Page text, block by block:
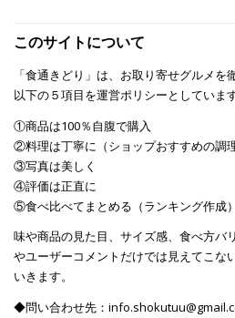
このサイトについて
「食通きどり」は、お取り寄せグルメを
以下の５項目を運営ポリシーとしています
①商品は100％自腹で購入
②料理は丁寧に（ショップおすすめの調
③写真は美しく
④評価は正直に
⑤食べ比べてまとめる（ランキング作成）
味や商品の見た目、サイズ感、食べ方バ
やユーザーコメントだけでは見えてこな
いきます。
◆問い合わせ先：